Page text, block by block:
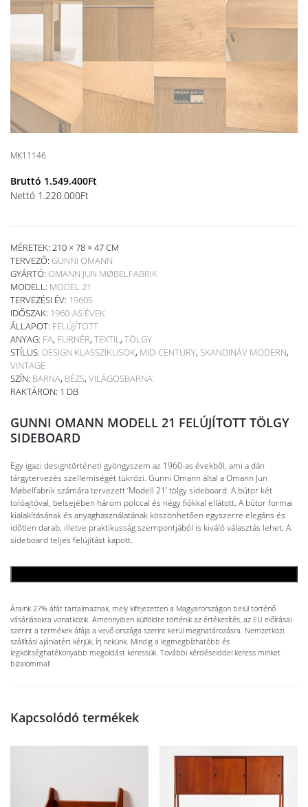
MK11146
Bruttó 1.549.400Ft
Nettó 1.220.000Ft
MÉRETEK: 210 × 78 × 47 CM
TERVEZŐ: GUNNI OMANN
GYÁRTÓ: OMANN JUN MØBELFABRIK
MODELL: MODEL 21
TERVEZÉSI ÉV: 1960S
IDŐSZAK: 1960-AS ÉVEK
ÁLLAPOT: FELÚJÍTOTT
ANYAG: FA, FURNÉR, TEXTIL, TÖLGY
STÍLUS: DESIGN KLASSZIKUSOK, MID-CENTURY, SKANDINÁV MODERN,
VINTAGE
SZÍN: BARNA, BÉZS, VILÁGOSBARNA
RAKTÁRON: 1 DB
GUNNI OMANN MODELL 21 FELÚJÍTOTT TÖLGY
SIDEBOARD
Egy igazi designtörténeti gyöngyszem az 1960-as évekből, ami a dán
tárgytervezés szellemiségét tükrözi. Gunni Omann által a Omann Jun
Møbelfabrik számára tervezett ‘Modell 21’ tölgy sideboard. A bútor két
tolóajtóval, belsejében három polccal és négy fiókkal ellátott. A bútor formai
kialakításának és anyaghasználatának köszönhetően egyszerre elegáns és
időtlen darab, illetve praktikusság szempontjából is kiváló választás lehet. A
sideboard teljes felújítást kapott.
Áraink 27% áfát tartalmaznak, mely kifejezetten a Magyarországon belül történő
vásárlásokra vonatkozik. Amennyiben külföldre történik az értékesítés, az EU előírásai
szerint a termékek áfája a vevő országa szerint kerül meghatározásra. Nemzetközi
szállítási ajánlatért kérjük, írj nekünk. Mindig a legmegbízhatóbb és
legköltséghatékonyabb megoldást keressük. További kérdéseiddel keress minket
bizalommal!
Kapcsolódó termékek